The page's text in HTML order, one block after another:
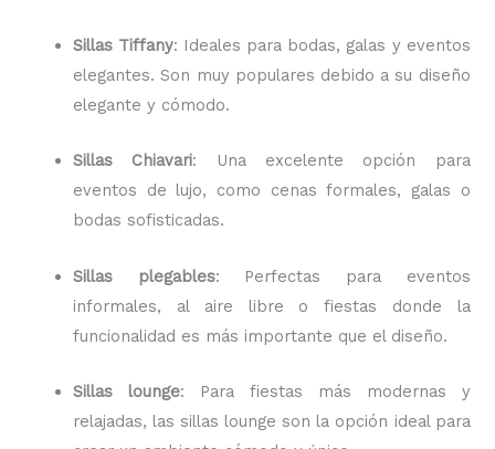
Sillas Tiffany: Ideales para bodas, galas y eventos
elegantes. Son muy populares debido a su diseño
elegante y cómodo.
Sillas Chiavari: Una excelente opción para
eventos de lujo, como cenas formales, galas o
bodas sofisticadas.
Sillas plegables: Perfectas para eventos
informales, al aire libre o fiestas donde la
funcionalidad es más importante que el diseño.
Sillas lounge: Para fiestas más modernas y
relajadas, las sillas lounge son la opción ideal para